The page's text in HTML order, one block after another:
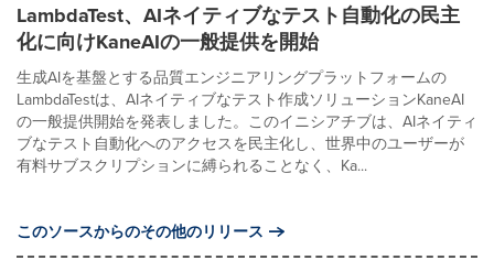
LambdaTest、AIネイティブなテスト自動化の民主
化に向けKaneAIの一般提供を開始
生成AIを基盤とする品質エンジニアリングプラットフォームの
LambdaTestは、AIネイティブなテスト作成ソリューションKaneAI
の一般提供開始を発表しました。このイニシアチブは、AIネイティ
ブなテスト自動化へのアクセスを民主化し、世界中のユーザーが
有料サブスクリプションに縛られることなく、Ka...
このソースからのその他のリリース